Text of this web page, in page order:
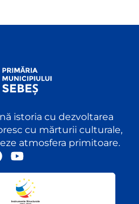
istoria cu dezvoltarea
cu mărturii culturale,
atmosfera primitoare.
Y
u
t